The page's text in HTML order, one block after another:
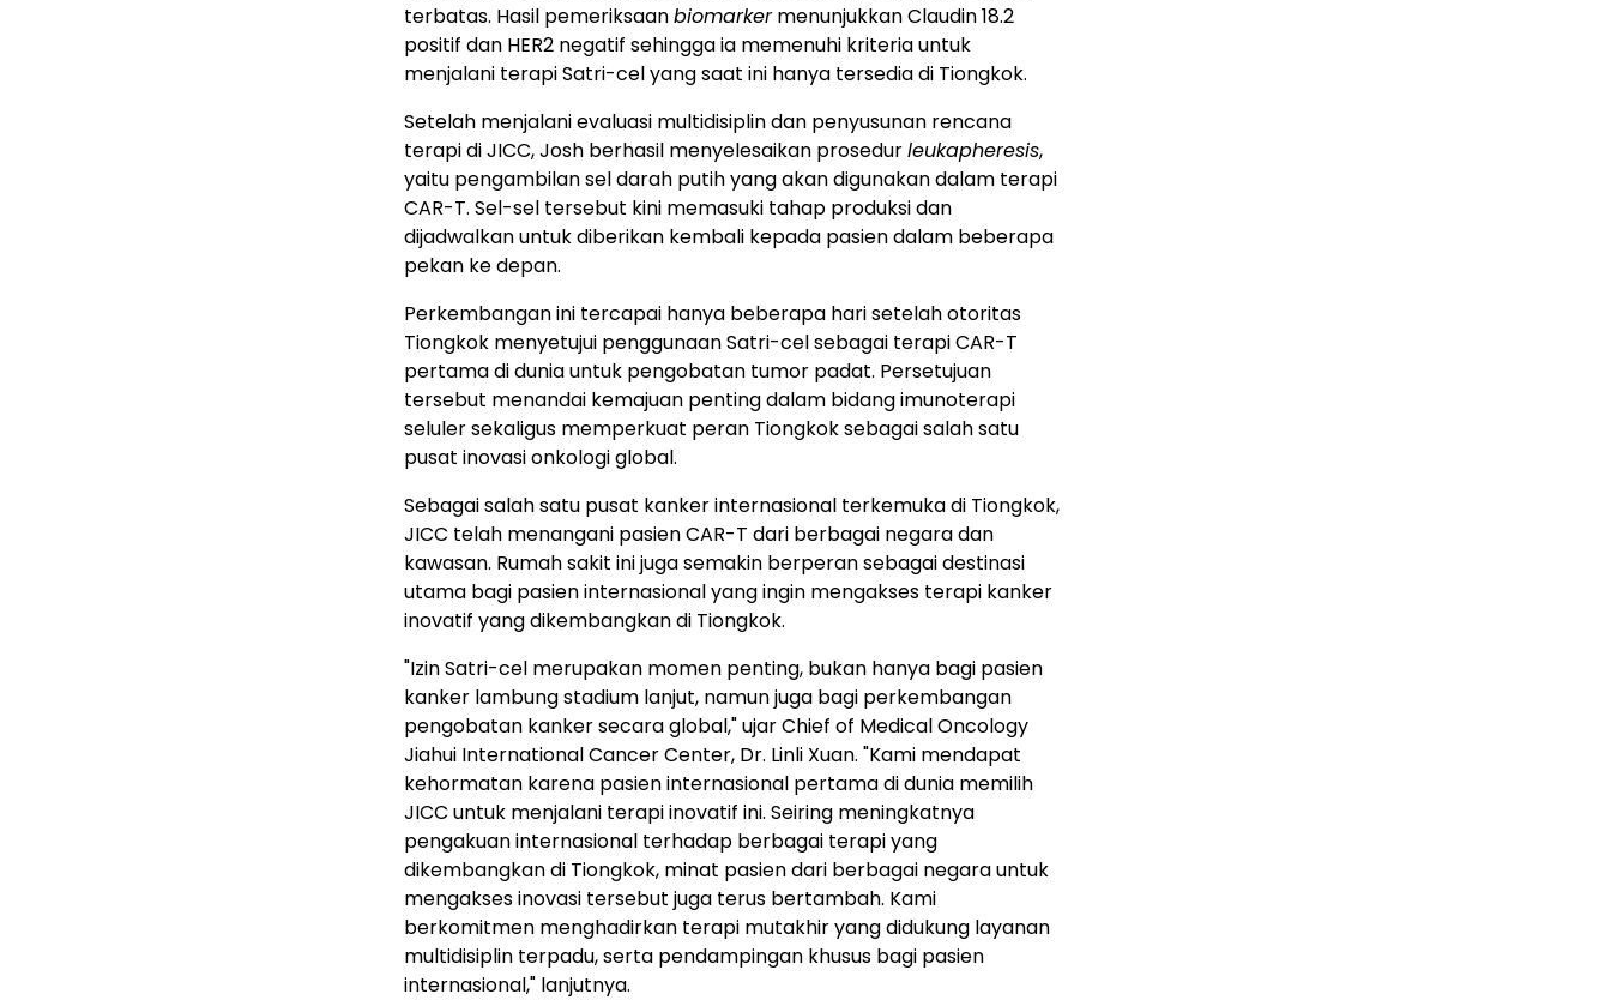
terbatas. Hasil pemeriksaanbiomarkermenunjukkan Claudin 18.2
positif dan HER2 negatif sehingga ia memenuhi kriteria untuk
menjalani terapi Satri-cel yang saat ini hanya tersedia di Tiongkok.
Setelah menjalani evaluasi multidisiplin dan penyusunan rencana
terapi di JICC, Josh berhasil menyelesaikan prosedurleukapheresis,
yaitu pengambilan sel darah putih yang akan digunakan dalam terapi
CAR-T. Sel-sel tersebut kini memasuki tahap produksi dan
dijadwalkan untuk diberikan kembali kepada pasien dalam beberapa
pekan ke depan.
Perkembangan ini tercapai hanya beberapa hari setelah otoritas
Tiongkok menyetujui penggunaan Satri-cel sebagai terapi CAR-T
pertama di dunia untuk pengobatan tumor padat. Persetujuan
tersebut menandai kemajuan penting dalam bidang imunoterapi
seluler sekaligus memperkuat peran Tiongkok sebagai salah satu
pusat inovasi onkologi global.
Sebagai salah satu pusat kanker internasional terkemuka di Tiongkok,
JICC telah menangani pasien CAR-T dari berbagai negara dan
kawasan. Rumah sakit ini juga semakin berperan sebagai destinasi
utama bagi pasien internasional yang ingin mengakses terapi kanker
inovatif yang dikembangkan di Tiongkok.
"Izin Satri-cel merupakan momen penting, bukan hanya bagi pasien
kanker lambung stadium lanjut, namun juga bagi perkembangan
pengobatan kanker secara global," ujar Chief of Medical Oncology
Jiahui International Cancer Center, Dr. Linli Xuan. "Kami mendapat
kehormatan karena pasien internasional pertama di dunia memilih
JICC untuk menjalani terapi inovatif ini. Seiring meningkatnya
pengakuan internasional terhadap berbagai terapi yang
dikembangkan di Tiongkok, minat pasien dari berbagai negara untuk
mengakses inovasi tersebut juga terus bertambah. Kami
berkomitmen menghadirkan terapi mutakhir yang didukung layanan
multidisiplin terpadu, serta pendampingan khusus bagi pasien
internasional," lanjutnya.